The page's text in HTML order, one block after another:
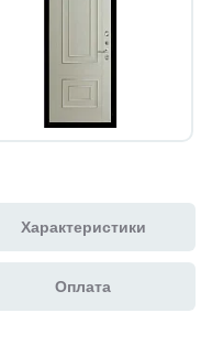
Характеристики
Оплата